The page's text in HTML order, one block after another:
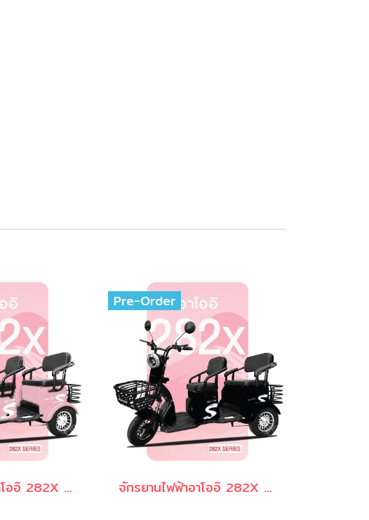
จักรยานไฟฟ้าอาโออิ 282X สีชมพู
Pre-Order
จักรยานไฟฟ้าอาโออิ 282X สีดำ